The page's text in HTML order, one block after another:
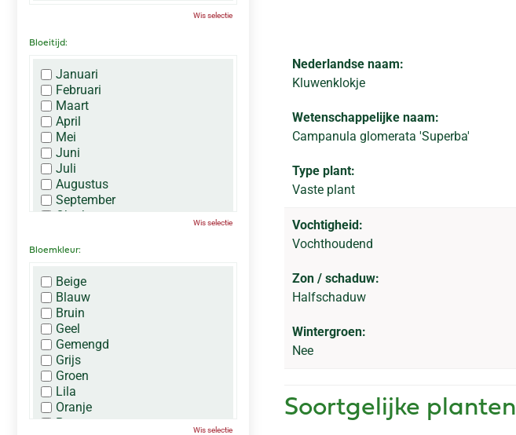
Nederlandse naam:
Kluwenklokje
Wetenschappelijke naam:
Campanula glomerata 'Superba'
Type plant:
Vaste plant
Vochtigheid:
Vochthoudend
Zon / schaduw:
Halfschaduw
Wintergroen:
Nee
Soortgelijke planten
Wis selectie
Bloeitijd:
Januari
Februari
Maart
April
Mei
Juni
Juli
Augustus
September
Oktober
December
Wis selectie
Bloemkleur:
Beige
Blauw
Bruin
Geel
Gemengd
Grijs
Groen
Lila
Oranje
Paars
Wis selectie